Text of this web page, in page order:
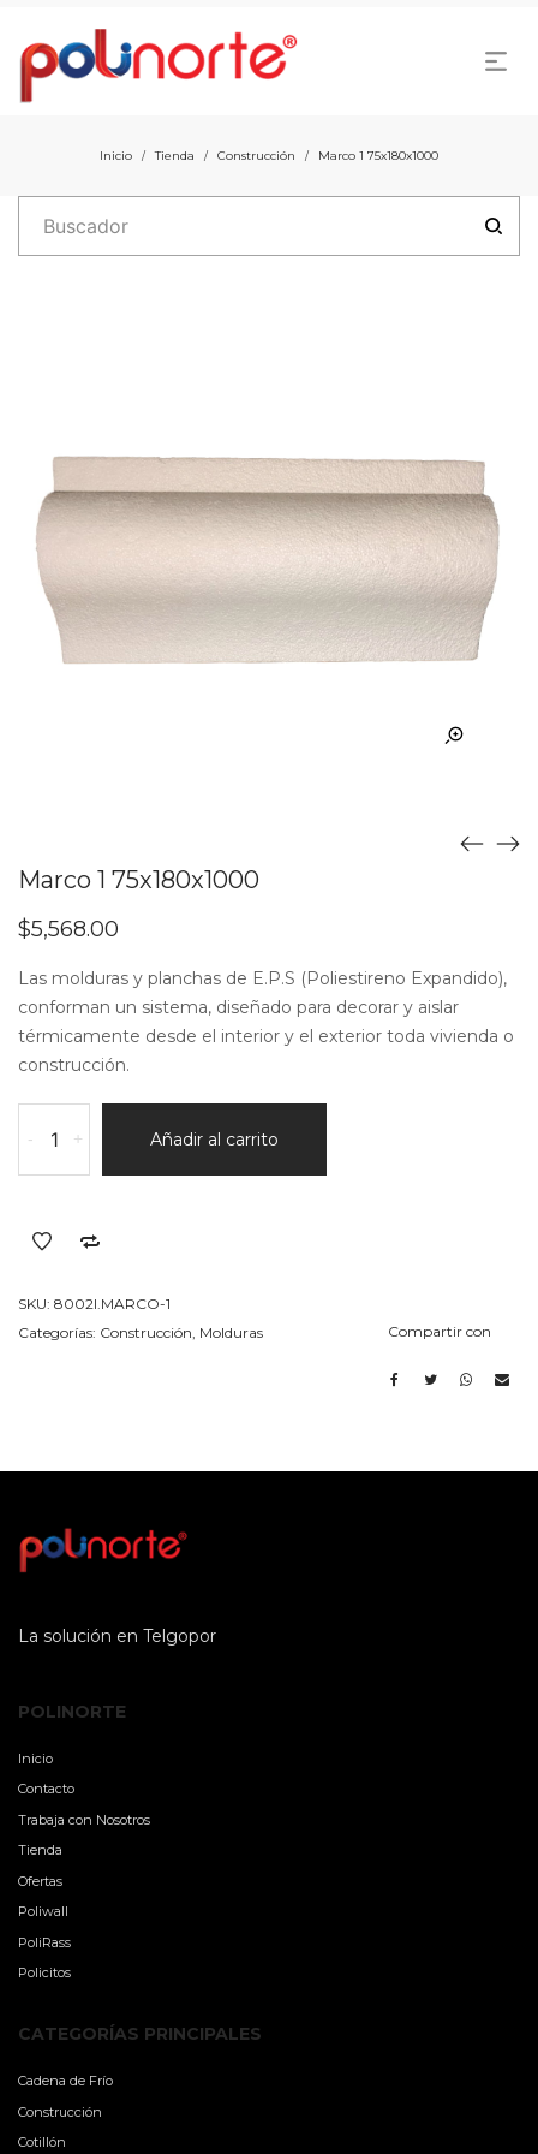
Inicio / Tienda / Construcción / Marco 1 75x180x1000
Marco 1 75x180x1000
$5,568.00
Las molduras y planchas de E.P.S (Poliestireno Expandido),
conforman un sistema, diseñado para decorar y aislar
térmicamente desde el interior y el exterior toda vivienda o
construcción.
-
75x180x1000
+ Añadir al carrito
SKU: 8002I.MARCO-1
Categorías: Construcción Molduras Compartir con
La solución en Telgopor
POLINORTE
Inicio
Contacto
Trabaja con Nosotros
Tienda
Ofertas
Poliwall
PoliRass
Policitos
CATEGORÍAS PRINCIPALES
Cadena de Frío
Construcción
Cotillón